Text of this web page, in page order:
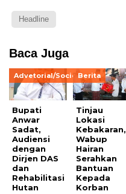
Headline
Baca Juga
Advetorial/Society
Bupati
Anwar
Sadat,
Audiensi
dengan
Dirjen DAS
dan
Rehabilitasi
Hutan
Berita
Tinjau
Lokasi
Kebakaran,
Wabup
Hairan
Serahkan
Bantuan
Kepada
Korban